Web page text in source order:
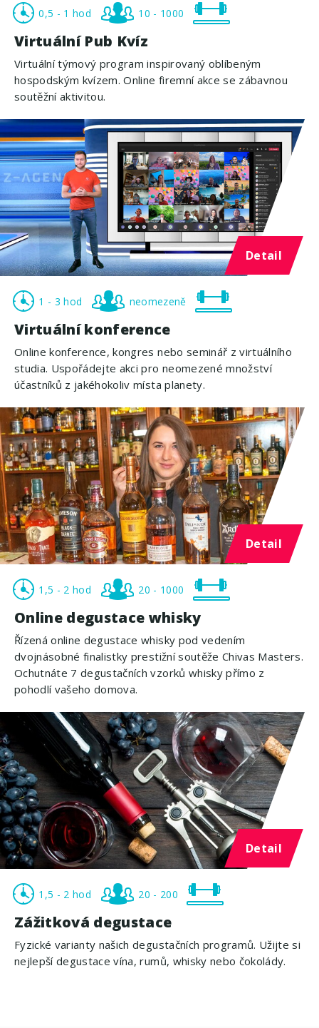
0,5 - 1 hod 10 - 1000
Virtuální Pub Kvíz
Virtuální týmový program inspirovaný oblíbeným
hospodským kvízem. Online firemní akce se zábavnou
soutěžní aktivitou.
Detail
1 - 3 hod neomezeně
Virtuální konference
Online konference, kongres nebo seminář z virtuálního
studia. Uspořádejte akci pro neomezené množství
účastníků z jakéhokoliv místa planety.
Detail
1,5 - 2 hod 20 - 1000
Online degustace whisky
Řízená online degustace whisky pod vedením
dvojnásobné finalistky prestižní soutěže Chivas Masters.
Ochutnáte 7 degustačních vzorků whisky přímo z
pohodlí vašeho domova.
Detail
1,5 - 2 hod 20 - 200
Zážitková degustace
Fyzické varianty našich degustačních programů. Užijte si
nejlepší degustace vína, rumů, whisky nebo čokolády.